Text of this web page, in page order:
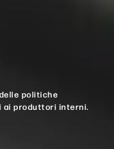
politiche
ai produttori interni.